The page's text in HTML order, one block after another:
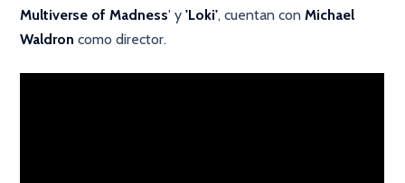
Multiverse of Madness' y'Loki', cuentan conMichael
Waldroncomo director.